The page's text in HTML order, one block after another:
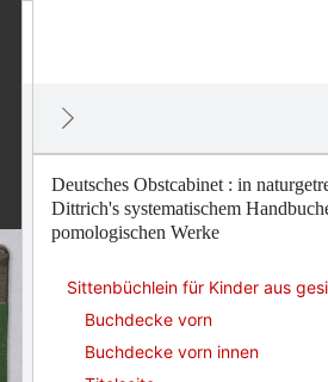
Deutsches Obstcabinet : in
Dittrich's systematischem
pomologischen Werke
Sittenbüchlein für Kinder aus
Buchdecke vorn
Buchdecke vorn innen